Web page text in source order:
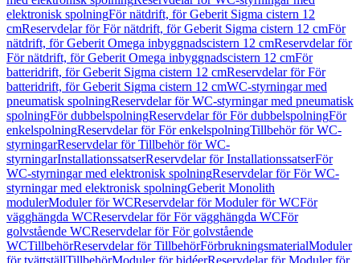
elektronisk spolningFör nätdrift, för Geberit Sigma cistern 12
cmReservdelar för För nätdrift, för Geberit Sigma cistern 12 cmFör
nätdrift, för Geberit Omega inbyggnadscistern 12 cmReservdelar för
För nätdrift, för Geberit Omega inbyggnadscistern 12 cmFör
batteridrift, för Geberit Sigma cistern 12 cmReservdelar för För
batteridrift, för Geberit Sigma cistern 12 cmWC-styrningar med
pneumatisk spolningReservdelar för WC-styrningar med pneumatisk
spolningFör dubbelspolningReservdelar för För dubbelspolningFör
enkelspolningReservdelar för För enkelspolningTillbehör för WC-
styrningarReservdelar för Tillbehör för WC-
styrningarInstallationssatserReservdelar för InstallationssatserFör
WC-styrningar med elektronisk spolningReservdelar för För WC-
styrningar med elektronisk spolningGeberit Monolith
modulerModuler för WCReservdelar för Moduler för WCFör
vägghängda WCReservdelar för För vägghängda WCFör
golvstående WCReservdelar för För golvstående
WCTillbehörReservdelar för TillbehörFörbrukningsmaterialModuler
för tvättställTillbehörModuler för bidéerReservdelar för Moduler för